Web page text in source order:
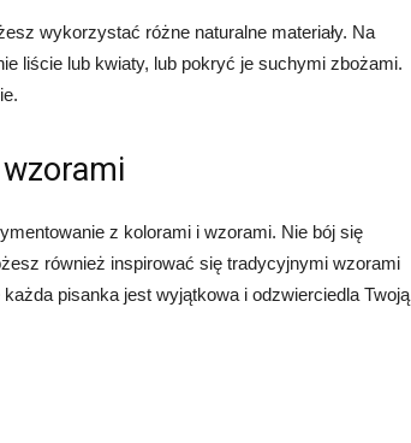
wykorzystać różne naturalne materiały. Na
liście lub kwiaty, lub pokryć je suchymi zbożami.
z kolorami i wzorami. Nie bój się
również inspirować się tradycyjnymi wzorami
pisanka jest wyjątkowa i odzwierciedla Twoją